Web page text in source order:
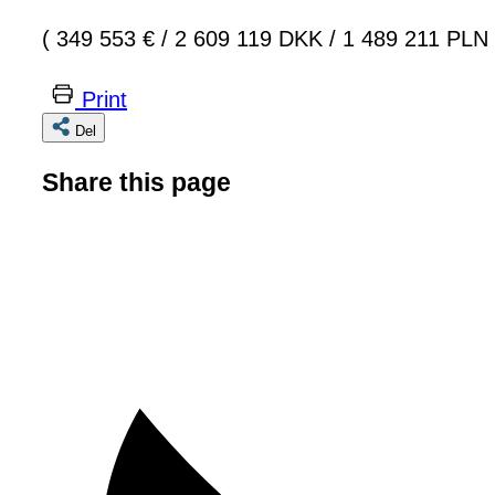
( 349 553 € / 2 609 119 DKK / 1 489 211 PLN
Print
Del
Share this page